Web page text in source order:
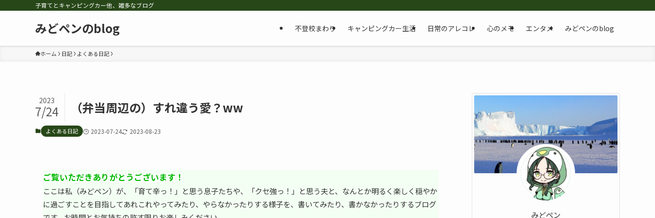
子育てとキャンピングカー他、雑多なブログ
みどペンのblog 不登校まわり キャンピングカー生活 日常のアレコレ 心のメモ エンタメ みどペンのblog
ホーム 日記 よくある日記
（弁当周辺の）すれ違う愛？ww
2023
7/24
よくある日記 2023-07-24 2023-08-23
ご覧いただきありがとうございます！
ここは私（みどペン）が、「育て辛っ！」と思う息子たちや、「クセ強っ！」と思う夫と、なんとか明るく楽しく穏やか
に過ごすことを目指してあれこれやってみたり、やらなかったりする様子を、書いてみたり、書かなかったりするブログ
みどペン